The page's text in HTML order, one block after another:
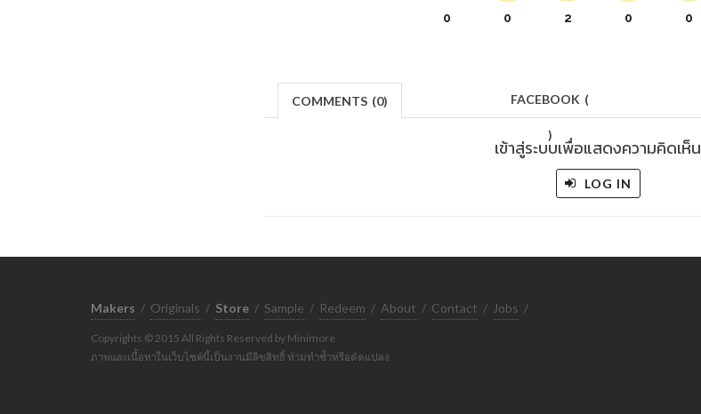
0 0 2 0 0
COMMENTS (0) FACEBOOK (
)
เข้าสู่ระบบเพื่อแสดงความคิดเห็น
LOG IN
Makers / Originals / Store / Sample / Redeem / About / Contact / Jobs /
Copyrights © 2015 All Rights Reserved by Minimore
ภาพและเนื้อหาในเว็บไซต์นี้เป็นงานมีลิขสิทธิ์ ห้ามทำซ้ำหรือดัดแปลง